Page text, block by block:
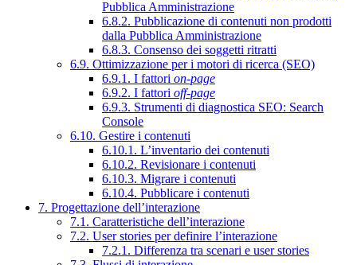
Pubblica Amministrazione
6.8.2. Pubblicazione di contenuti non prodotti
dalla Pubblica Amministrazione
6.8.3. Consenso dei soggetti ritratti
6.9. Ottimizzazione per i motori di ricerca (SEO)
6.9.1. I fattori on-page
6.9.2. I fattori off-page
6.9.3. Strumenti di diagnostica SEO: Search
Console
6.10. Gestire i contenuti
6.10.1. L’inventario dei contenuti
6.10.2. Revisionare i contenuti
6.10.3. Migrare i contenuti
6.10.4. Pubblicare i contenuti
7. Progettazione dell’interazione
7.1. Caratteristiche dell’interazione
7.2. User stories per definire l’interazione
7.2.1. Differenza tra scenari e user stories